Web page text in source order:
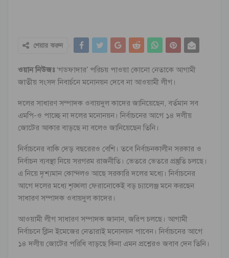
শেয়ার করুন
ওয়ান নিউজঃ‘গডফাদার’ পরিচয় পাওয়া কোনো নেতাকে আগামী
জাতীয় সংসদ নিবার্চনে মনোনয়ন দেবে না আওয়ামী লীগ।
দলের সাধারণ সম্পাদক ওবায়দুল কাদের জানিয়েছেন, বর্তমান সব
এমপি-ও পাচ্ছে না দলের মনোনয়ন। নির্বাচনের আগে ১৪ দলীয়
জোটের আকার বাড়ছে না বলেও জানিয়েছেন তিনি।
নির্বাচনের বাকি দেড় বছরেরও বেশি। তবে নির্বাচনকালীন সরকার ও
নির্বাচন ব্যবস্থা নিয়ে সরগরম রাজনীতি। ভেতরে ভেতরে প্রস্তুতি চলছে।
এ নিয়ে দৃশ্যমান কোন্দলও আছে সরকারি দলের মধ্যে। নির্বাচনের
আগে দলের মধ্যে শৃঙ্খলা ফেরানোকেই বড় চ্যালেঞ্জ মনে করছেন
সাধারণ সম্পাদক ওবায়দুল কাদের।
আওয়ামী লীগ সাধারণ সম্পাদক জানান, জরিপ চলছে। আগামী
নির্বাচনে ক্লিন ইমেজের নেতারাই মনোনয়ন পাবেন। নির্বাচনের আগে
১৪ দলীয় জোটের পরিধি বাড়ছে কিনা এমন প্রশ্নেরও জবাব দেন তিনি।